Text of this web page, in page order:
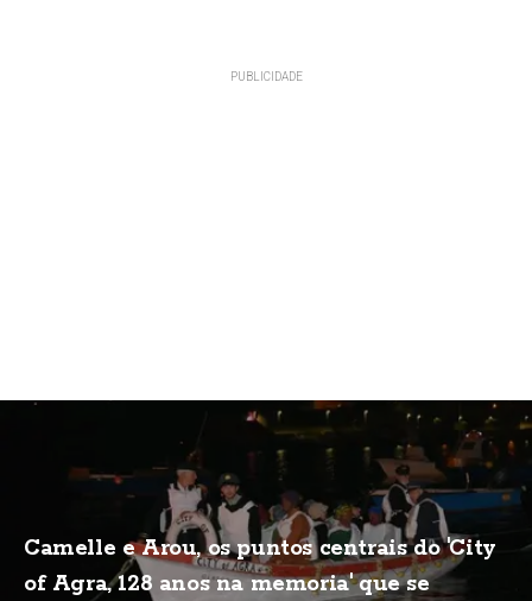
Camelle e Arou, os puntos centrais do 'City
of Agra, 128 anos na memoria' que se